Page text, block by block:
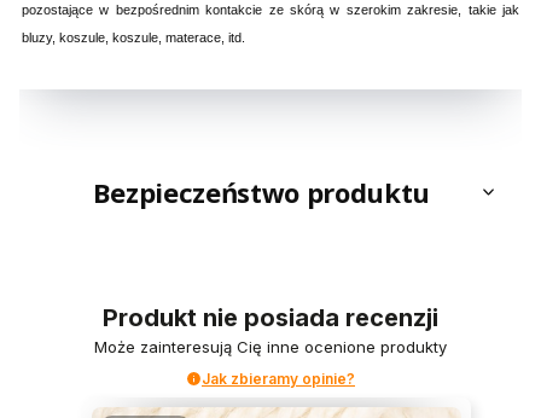
pozostające w bezpośrednim kontakcie ze skórą w szerokim zakresie, takie jak
bluzy, koszule, koszule, materace, itd.
Bezpieczeństwo produktu
Produkt nie posiada recenzji
Może zainteresują Cię inne ocenione produkty
Jak zbieramy opinie?